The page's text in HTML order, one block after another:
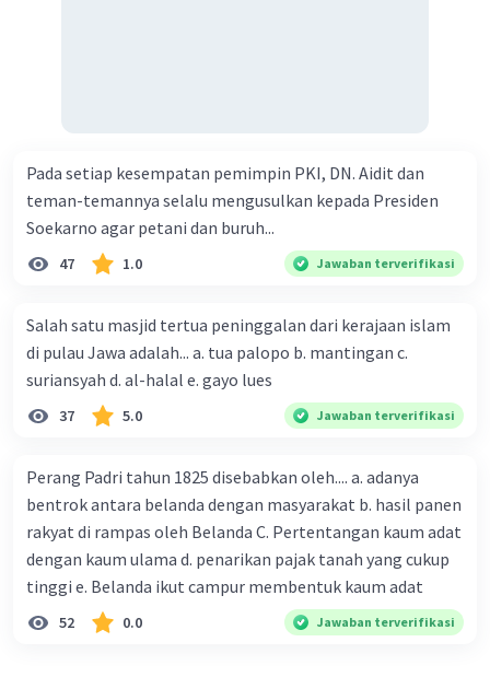
Pada setiap kesempatan pemimpin PKI, DN. Aidit dan
teman-temannya selalu mengusulkan kepada Presiden
Soekarno agar petani dan buruh...
47 1.0 Jawaban terverifikasi
Salah satu masjid tertua peninggalan dari kerajaan islam
di pulau Jawa adalah... a. tua palopo b. mantingan c.
suriansyah d. al-halal e. gayo lues
37 5.0 Jawaban terverifikasi
Perang Padri tahun 1825 disebabkan oleh.... a. adanya
bentrok antara belanda dengan masyarakat b. hasil panen
rakyat di rampas oleh Belanda C. Pertentangan kaum adat
dengan kaum ulama d. penarikan pajak tanah yang cukup
tinggi e. Belanda ikut campur membentuk kaum adat
52 0.0 Jawaban terverifikasi